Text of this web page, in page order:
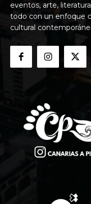
eventos, arte,
todo con un enfoque
cultural